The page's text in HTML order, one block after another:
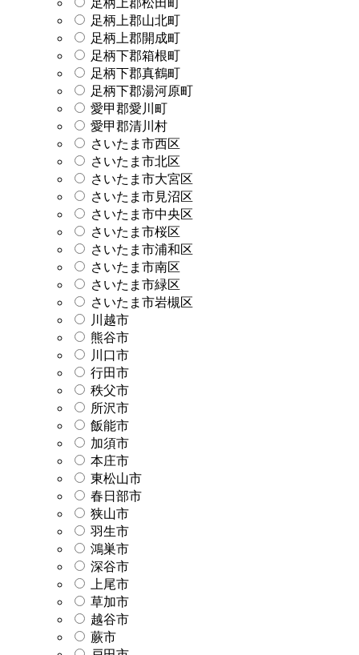
足柄上郡山北町
足柄上郡開成町
足柄下郡箱根町
足柄下郡真鶴町
足柄下郡湯河原町
愛甲郡愛川町
愛甲郡清川村
さいたま市西区
さいたま市北区
さいたま市大宮区
さいたま市見沼区
さいたま市中央区
さいたま市桜区
さいたま市浦和区
さいたま市南区
さいたま市緑区
さいたま市岩槻区
川越市
熊谷市
川口市
行田市
秩父市
所沢市
飯能市
加須市
本庄市
東松山市
春日部市
狭山市
羽生市
鴻巣市
深谷市
上尾市
草加市
越谷市
蕨市